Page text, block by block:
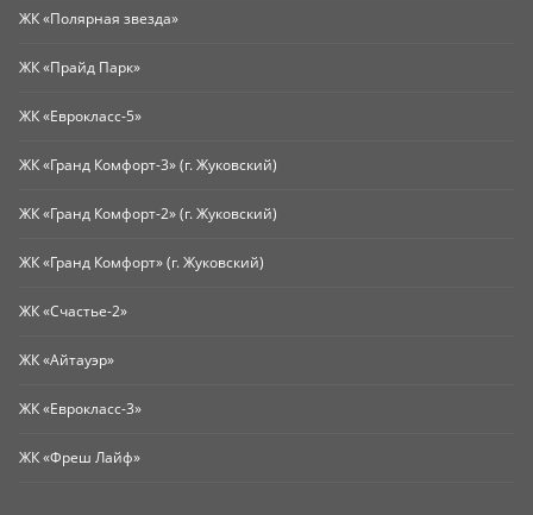
ЖК «Полярная звезда»
ЖК «Прайд Парк»
ЖК «Еврокласс-5»
ЖК «Гранд Комфорт-3» (г. Жуковский)
ЖК «Гранд Комфорт-2» (г. Жуковский)
ЖК «Гранд Комфорт» (г. Жуковский)
ЖК «Счастье-2»
ЖК «Айтауэр»
ЖК «Еврокласс-3»
ЖК «Фреш Лайф»